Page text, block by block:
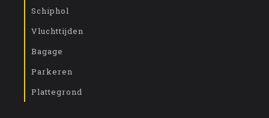
Schiphol
Vluchttijden
Bagage
Parkeren
Plattegrond